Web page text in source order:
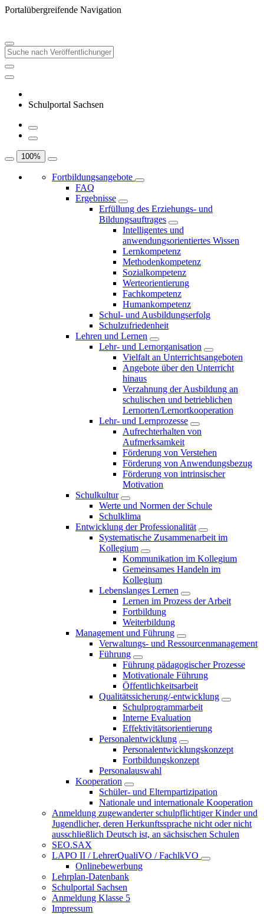
Portalübergreifende Navigation
Schulportal Sachsen
100%
Fortbildungsangebote
FAQ
Ergebnisse
Erfüllung des Erziehungs- und
Bildungsauftrages
Intelligentes und
anwendungsorientiertes Wissen
Lernkompetenz
Methodenkompetenz
Sozialkompetenz
Werteorientierung
Fachkompetenz
Humankompetenz
Schul- und Ausbildungserfolg
Schulzufriedenheit
Lehren und Lernen
Lehr- und Lernorganisation
Vielfalt an Unterrichtsangeboten
Angebote über den Unterricht
hinaus
Verzahnung der Ausbildung an
schulischen und betrieblichen
Lernorten/Lernortkooperation
Lehr- und Lernprozesse
Aufrechterhalten von
Aufmerksamkeit
Förderung von Verstehen
Förderung von Anwendungsbezug
Förderung von intrinsischer
Motivation
Schulkultur
Werte und Normen der Schule
Schulklima
Entwicklung der Professionalität
Systematische Zusammenarbeit im
Kollegium
Kommunikation im Kollegium
Gemeinsames Handeln im
Kollegium
Lebenslanges Lernen
Lernen im Prozess der Arbeit
Fortbildung
Weiterbildung
Management und Führung
Verwaltungs- und Ressourcenmanagement
Führung
Führung pädagogischer Prozesse
Motivationale Führung
Öffentlichkeitsarbeit
Qualitätssicherung/-entwicklung
Schulprogrammarbeit
Interne Evaluation
Effektivitätsorientierung
Personalentwicklung
Personalentwicklungskonzept
Fortbildungskonzept
Personalauswahl
Kooperation
Schüler- und Elternpartizipation
Nationale und internationale Kooperation
Anmeldung zugewanderter schulpflichtiger Kinder und
Jugendlicher, deren Herkunftssprache nicht oder nicht
ausschließlich Deutsch ist, an sächsischen Schulen
SEO.SAX
LAPO II / LehrerQualiVO / FachlkVO
Onlinebewerbung
Lehrplan-Datenbank
Schulportal Sachsen
Anmeldung Klasse 5
Impressum